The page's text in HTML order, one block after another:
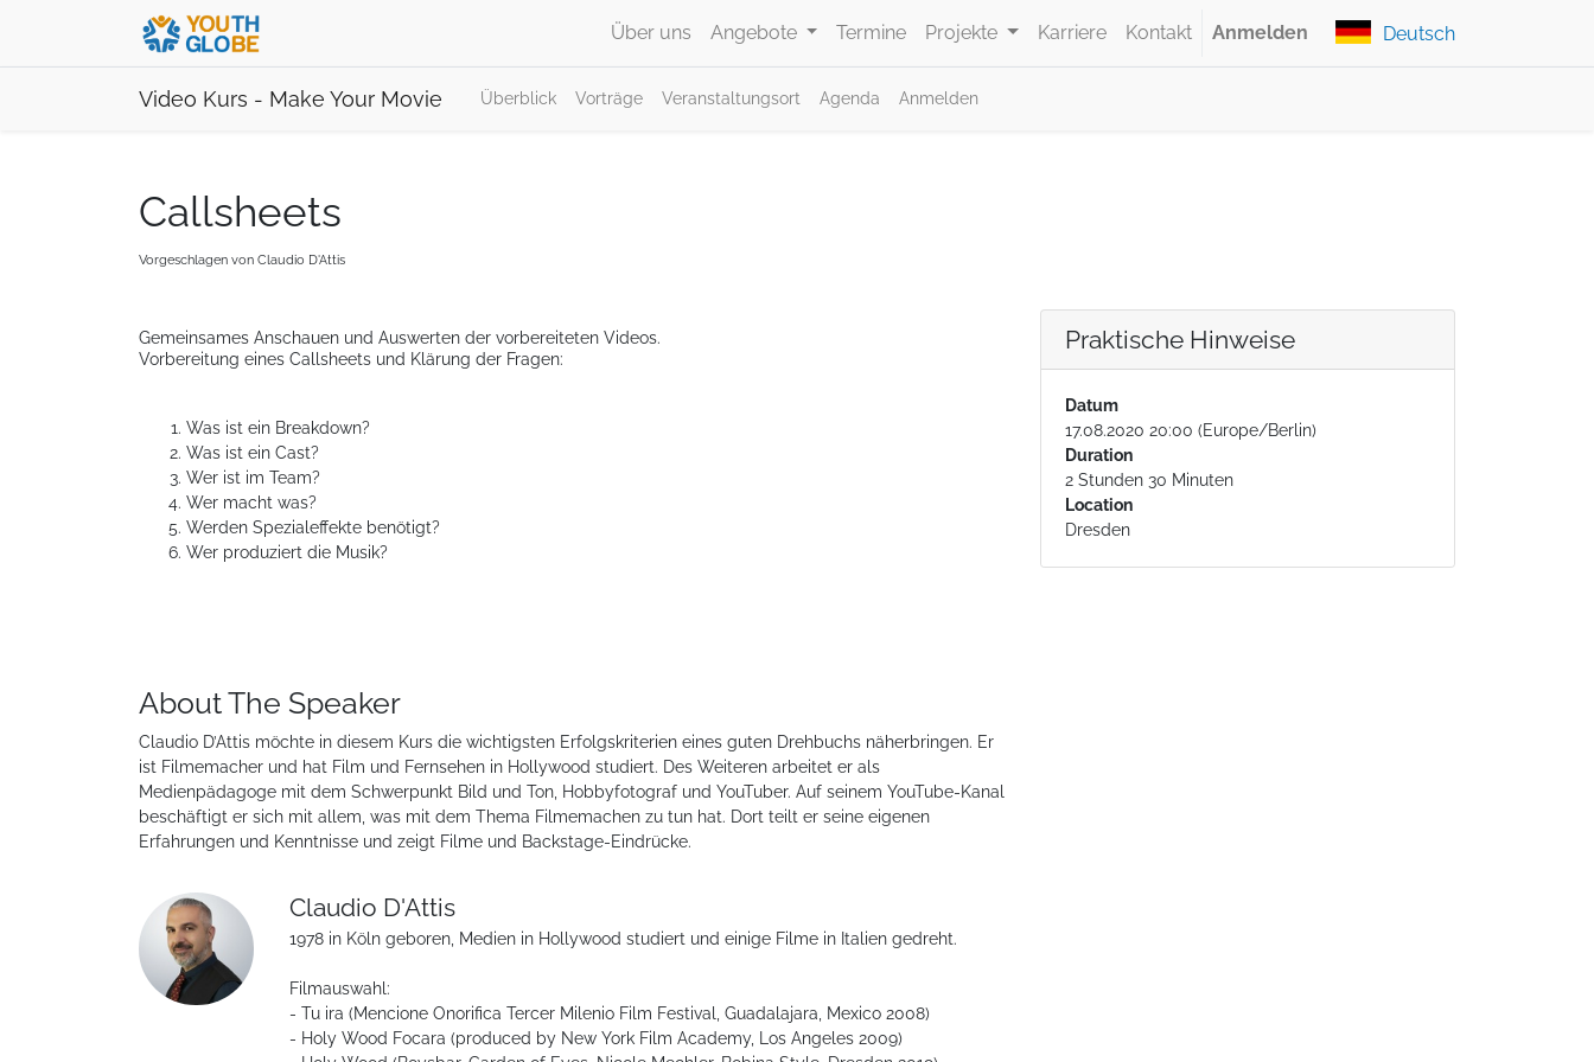
Über uns Angebote Termine Projekte Karriere Kontakt Anmelden Deutsch
Video Kurs - Make Your Movie Überblick Vorträge Veranstaltungsort Agenda Anmelden
Callsheets
Vorgeschlagen von Claudio D'Attis
Gemeinsames Anschauen und Auswerten der vorbereiteten Videos.
Vorbereitung eines Callsheets und Klärung der Fragen:
Was ist ein Breakdown?
Was ist ein Cast?
Wer ist im Team?
Wer macht was?
Werden Spezialeffekte benötigt?
Wer produziert die Musik?
About The Speaker
Claudio D’Attis möchte in diesem Kurs die wichtigsten Erfolgskriterien eines guten Drehbuchs näherbringen. Er
ist Filmemacher und hat Film und Fernsehen in Hollywood studiert. Des Weiteren arbeitet er als
Medienpädagoge mit dem Schwerpunkt Bild und Ton, Hobbyfotograf und YouTuber. Auf seinem YouTube-Kanal
beschäftigt er sich mit allem, was mit dem Thema Filmemachen zu tun hat. Dort teilt er seine eigenen
Erfahrungen und Kenntnisse und zeigt Filme und Backstage-Eindrücke.
Claudio D'Attis
1978 in Köln geboren, Medien in Hollywood studiert und einige Filme in Italien gedreht.
Filmauswahl:
- Tu ira (Mencione Onorifica Tercer Milenio Film Festival, Guadalajara, Mexico 2008)
- Holy Wood Focara (produced by New York Film Academy, Los Angeles 2009)
Praktische Hinweise
Datum
17.08.2020 20:00 (Europe/Berlin)
Duration
2 Stunden 30 Minuten
Location
Dresden